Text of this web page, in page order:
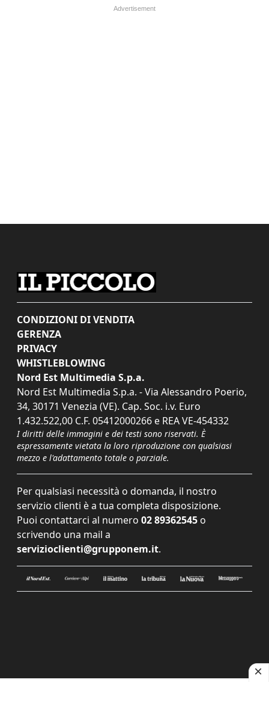
CONDIZIONI DI VENDITA
GERENZA
PRIVACY
WHISTLEBLOWING
Nord Est Multimedia S.p.a.
Nord Est Multimedia S.p.a. - Via Alessandro Poerio,
34, 30171 Venezia (VE). Cap. Soc. i.v. Euro
1.432.522,00 C.F. 05412000266 e REA VE-454332
I diritti delle immagini e dei testi sono riservati. È
espressamente vietata la loro riproduzione con qualsiasi
mezzo e l'adattamento totale o parziale.
Per qualsiasi necessità o domanda, il nostro
servizio clienti è a tua completa disposizione.
Puoi contattarci al numero 02 89362545 o
scrivendo una mail a
servizioclienti@grupponem.it.